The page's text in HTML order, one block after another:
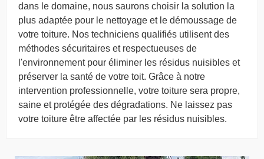
dans le domaine, nous saurons choisir la solution la
plus adaptée pour le nettoyage et le démoussage de
votre toiture. Nos techniciens qualifiés utilisent des
méthodes sécuritaires et respectueuses de
l'environnement pour éliminer les résidus nuisibles et
préserver la santé de votre toit. Grâce à notre
intervention professionnelle, votre toiture sera propre,
saine et protégée des dégradations. Ne laissez pas
votre toiture être affectée par les résidus nuisibles.